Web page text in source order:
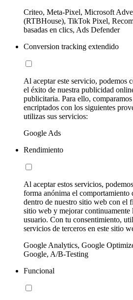
Criteo, Meta-Pixel, Microsoft
(RTBHouse), TikTok Pixel,
basadas en clics, Ads Defender
Conversion tracking extendido
Al aceptar este servicio, podemos
el éxito de nuestra publicidad
publicitaria. Para ello,
encriptados con los siguientes
utilizas sus servicios:
Google Ads
Rendimiento
Al aceptar estos servicios,
forma anónima el comportamiento
dentro de nuestro sitio web con el
sitio web y mejorar continuamente
usuario. Con tu consentimiento,
servicios de terceros en este sitio
Google Analytics, Google
Google, A/B-Testing
Funcional